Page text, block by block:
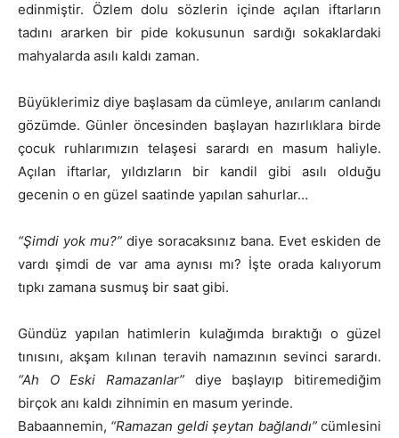
edinmiştir. Özlem dolu sözlerin içinde açılan iftarların
tadını ararken bir pide kokusunun sardığı sokaklardaki
mahyalarda asılı kaldı zaman.
Büyüklerimiz diye başlasam da cümleye, anılarım canlandı
gözümde. Günler öncesinden başlayan hazırlıklara birde
çocuk ruhlarımızın telaşesi sarardı en masum haliyle.
Açılan iftarlar, yıldızların bir kandil gibi asılı olduğu
gecenin o en güzel saatinde yapılan sahurlar…
“Şimdi yok mu?” diye soracaksınız bana. Evet eskiden de
vardı şimdi de var ama aynısı mı? İşte orada kalıyorum
tıpkı zamana susmuş bir saat gibi.
Gündüz yapılan hatimlerin kulağımda bıraktığı o güzel
tınısını, akşam kılınan teravih namazının sevinci sarardı.
“Ah O Eski Ramazanlar” diye başlayıp bitiremediğim
birçok anı kaldı zihnimin en masum yerinde.
Babaannemin, “Ramazan geldi şeytan bağlandı”cümlesini